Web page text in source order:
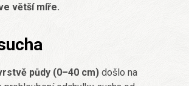
větší míře.
půdy (0–40 cm) došlo na